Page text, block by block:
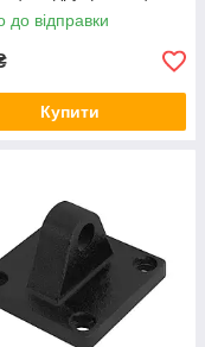
охоплювана
до відправки
Купити